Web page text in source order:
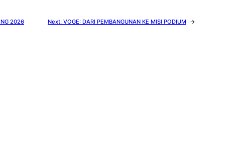
2026 Next: VOGE: DARI PEMBANGUNAN KE MISI PODIUM →